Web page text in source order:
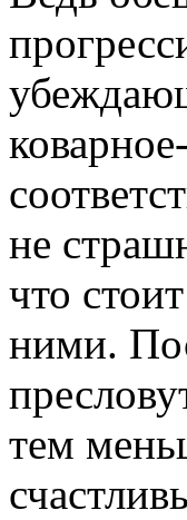
не
что
ними.
тем